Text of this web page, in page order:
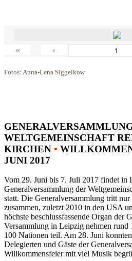
« ‹
Fotos: Anna-Lena Siggelkow
WELTGEMEINSCHAFT
KIRCHEN •
JUNI 2017
Vom 29. Juni bis 7. Juli 2017 findet in
Generalversammlung der
statt. Die Generalversammlung tritt nur
zusammen, zuletzt 2010 in den USA
höchste beschlussfassende Organ der
Versammlung in Leipzig nehmen rund
100 Nationen teil. Am 28. Juni
Delegierten und Gäste der
Willkommensfeier mit viel Musik